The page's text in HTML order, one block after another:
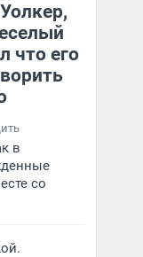
что его
в
со